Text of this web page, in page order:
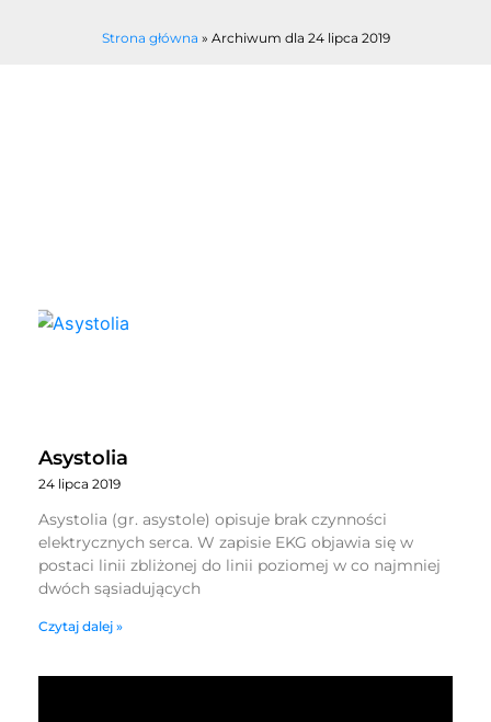
Strona główna » Archiwum dla 24 lipca 2019
Asystolia
24 lipca 2019
Asystolia (gr. asystole) opisuje brak czynności
elektrycznych serca. W zapisie EKG objawia się w
postaci linii zbliżonej do linii poziomej w co najmniej
dwóch sąsiadujących
Czytaj dalej »